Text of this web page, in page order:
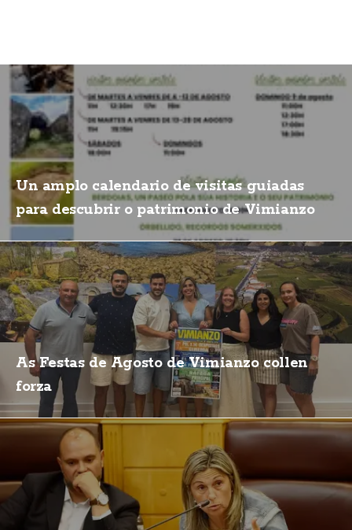
Un amplo calendario de visitas guiadas
para descubrir o patrimonio de Vimianzo
As Festas de Agosto de Vimianzo collen
forza